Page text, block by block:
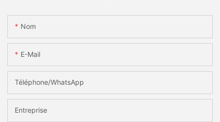
Nom
E-Mail
Téléphone/WhatsApp
Entreprise